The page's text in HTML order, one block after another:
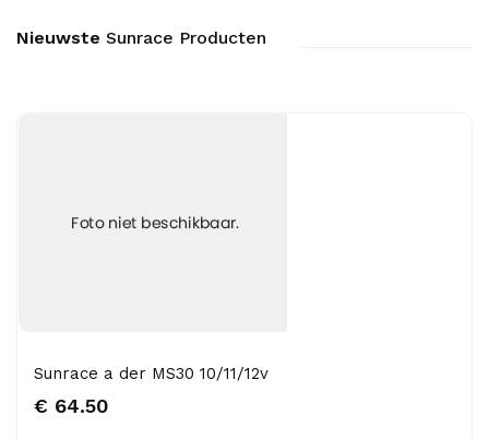
Nieuwste Sunrace Producten
Sunrace a der MS30 10/11/12v
€ 64.50